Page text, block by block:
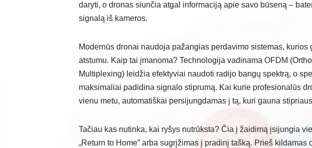
daryti, o dronas siunčia atgal informaciją apie savo būseną –
signalą iš kameros.
Modernūs dronai naudoja pažangias perdavimo sistemas,
atstumu. Kaip tai įmanoma? Technologija vadinama OFDM
Multiplexing) leidžia efektyviai naudoti radijo bangų spektrą, o
maksimaliai padidina signalo stiprumą. Kai kurie profesionalūs
vienu metu, automatiškai persijungdamas į tą, kuri gauna
Tačiau kas nutinka, kai ryšys nutrūksta? Čia į žaidimą įsijungia
„Return to Home” arba sugrįžimas į pradinį tašką. Prieš